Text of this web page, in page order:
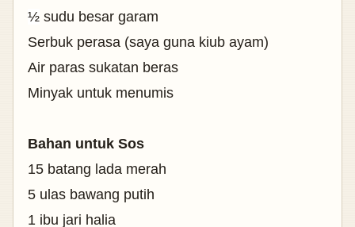
½ sudu besar garam
Serbuk perasa (saya guna kiub ayam)
Air paras sukatan beras
Minyak untuk menumis
Bahan untuk Sos
15 batang lada merah
5 ulas bawang putih
1 ibu jari halia